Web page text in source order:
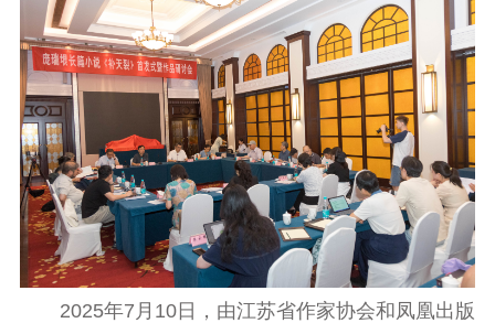
2025年7月10日，由江苏省作家协会和凤凰出版